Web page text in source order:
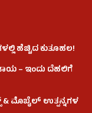
ಹೆಚ್ಚಿದ ಕುತೂಹಲ!
– ಇಂದು ದೆಹಲಿಗೆ
& ಮೊಬೈಲ್ ಉತ್ಪನ್ನಗಳ